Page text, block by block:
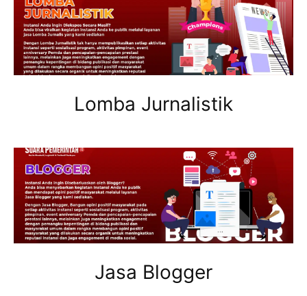
Lomba Jurnalistik
Jasa Blogger